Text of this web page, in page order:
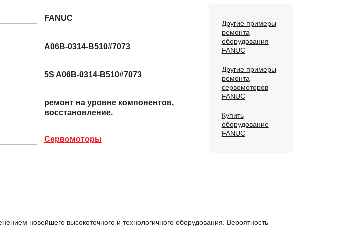
FANUC
A06B-0314-B510#7073
5S A06B-0314-B510#7073
ремонт на уровне компонентов,
восстановление.
Сервомоторы
Другие примеры
ремонта
оборудования
FANUC
Другие примеры
ремонта
сервомоторов
FANUC
Купить
оборудование
FANUC
новейшего высокоточного и технологичного оборудования. Вероятность